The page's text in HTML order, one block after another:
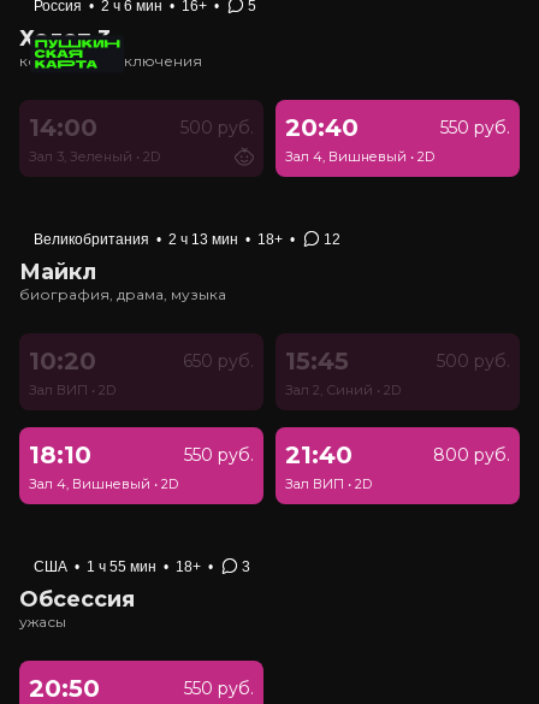
Россия • 2 ч 6 мин • 16+ • 5
Холоп 3
комедия, приключения
14:00 500 руб.
Зал 3, Зеленый • 2D
20:40 550 руб.
Зал 4, Вишневый • 2D
Великобритания • 2 ч 13 мин • 18+ • 12
Майкл
биография, драма, музыка
10:20 650 руб.
Зал ВИП • 2D
15:45 500 руб.
Зал 2, Синий • 2D
18:10 550 руб.
Зал 4, Вишневый • 2D
21:40 800 руб.
Зал ВИП • 2D
США • 1 ч 55 мин • 18+ • 3
Обсессия
ужасы
20:50 550 руб.